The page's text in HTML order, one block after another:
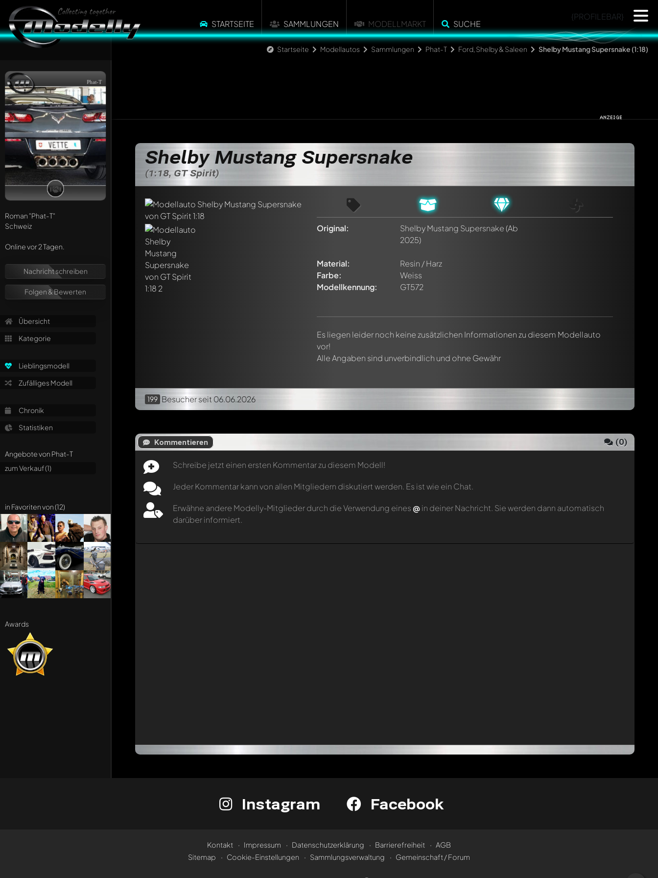
STARTSEITE SAMMLUNGEN MODELLMARKT SUCHE
{PROFILEBAR}
Startseite Modellautos Sammlungen Phat-T Ford, Shelby & Saleen Shelby Mustang Supersnake (1:18)
Phat-T
Roman "Phat-T"
Schweiz
Online vor 2 Tagen.
Nachricht schreiben
Folgen & Bewerten
Übersicht
Kategorie
Lieblingsmodell
Zufälliges Modell
Chronik
Statistiken
Angebote von Phat-T
zum Verkauf (1)
in Favoriten von (12)
Awards
Shelby Mustang Supersnake
(1:18, GT Spirit)
Original: Shelby Mustang Supersnake(Ab
2025)
Material:
Resin / Harz
Farbe:
Weiss
Modellkennung:
GT572
Es liegen leider noch keine zusätzlichen Informationen zu diesem Modellauto
vor!
Alle Angaben sind unverbindlich und ohne Gewähr
199 Besucherseit 06.06.2026
Kommentieren (0)
Schreibe jetzt einen ersten Kommentar zu diesem Modell!
Jeder Kommentar kann von allen Mitgliedern diskutiert werden. Es ist wie ein Chat.
Erwähne andere Modelly-Mitglieder durch die Verwendung eines @in deiner Nachricht. Sie werden dann automatisch
darüber informiert.
Schreibe jetzt einen ersten Kommentar zu diesem Modell!
Jeder Kommentar kann von allen Mitgliedern diskutiert werden. Es ist wie ein Chat.
Instagram Facebook
Kontakt Impressum Datenschutzerklärung Barrierefreiheit
AGB
Sitemap
Cookie-Einstellungen Sammlungsverwaltung Gemeinschaft / Forum